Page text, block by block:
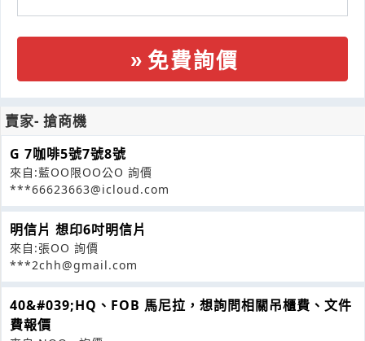
免費詢價
賣家- 搶商機
G 7咖啡5號7號8號
來自:藍OO限OO公O 詢價
***66623663@icloud.com
明信片 想印6吋明信片
來自:張OO 詢價
***2chh@gmail.com
40&#039;HQ、FOB 馬尼拉，想詢問相關吊櫃費、文件
費報價